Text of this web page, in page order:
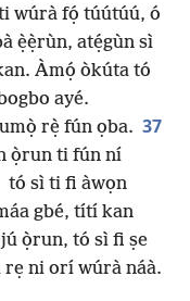
wúrà fọ́ túútúú, ó
ẹ̀ẹ̀rùn, atẹ́gùn sì
Àmọ́ òkúta tó
ayé.
rẹ̀ fún ọba. 37
ọ̀run ti fún ní
tó sì ti fi àwọn
gbé, títí kan
ọ̀run, tó sì fi ṣe
ni orí wúrà náà.